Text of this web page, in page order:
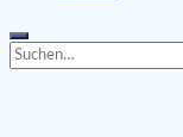
Search
for:
Search